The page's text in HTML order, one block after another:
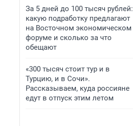
За 5 дней до 100 тысяч рублей:
какую подработку предлагают
на Восточном экономическом
форуме и сколько за что
обещают
«300 тысяч стоит тур и в
Турцию, и в Сочи».
Рассказываем, куда россияне
едут в отпуск этим летом